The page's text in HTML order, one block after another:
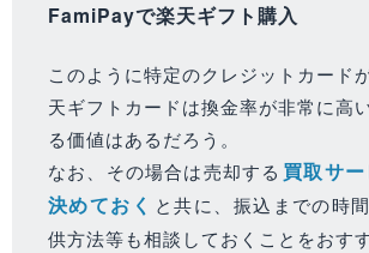
FamiPayで楽天ギフト購入
このように特定のクレジットカード
天ギフトカードは換金率が非常に高
る価値はあるだろう。
なお、その場合は売却する 買取サ
決めておく と共に、振込までの時
供方法等も相談しておくことをおす